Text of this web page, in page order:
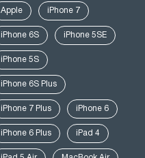
Apple iPhone 7
iPhone 6S iPhone 5SE
iPhone 5S
iPhone 6S Plus
iPhone 7 Plus iPhone 6
iPhone 6 Plus iPad 4